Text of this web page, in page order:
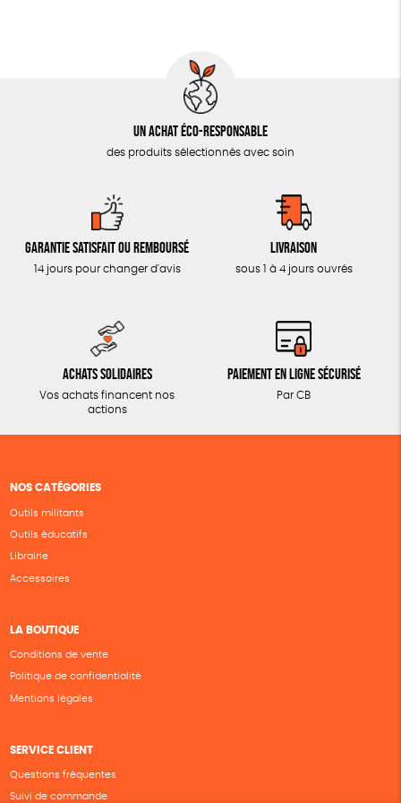
CUISINE / NUTRITION
ACCESSOIRES
Un achat éco-responsable
des produits sélectionnés avec soin
Garantie satisfait ou remboursé
14 jours pour changer d'avis
Livraison
sous 1 à 4 jours ouvrés
Achats solidaires
Vos achats financent nos
actions
Paiement en ligne sécurisé
Par CB
NOS CATÉGORIES
Outils militants
Outils éducatifs
Librairie
Accessoires
LA BOUTIQUE
Conditions de vente
Politique de confidentialité
Mentions légales
SERVICE CLIENT
Questions fréquentes
Suivi de commande